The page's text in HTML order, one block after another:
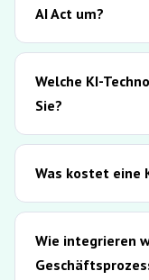
AI Act um?
Welche KI-
Sie?
Was kostet eine
Wie integrieren